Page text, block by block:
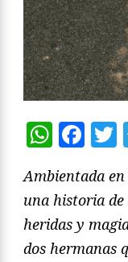
Ambientada
una historia de
heridas y
dos hermanas